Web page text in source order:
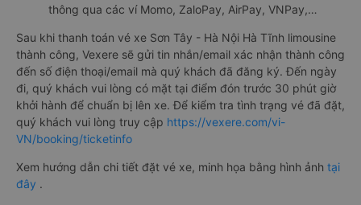
thông qua các ví Momo, ZaloPay, AirPay, VNPay,…
Sau khi thanh toán vé xe Sơn Tây - Hà Nội Hà Tĩnh limousine
thành công, Vexere sẽ gửi tin nhắn/email xác nhận thành công
đến số điện thoại/email mà quý khách đã đăng ký. Đến ngày
đi, quý khách vui lòng có mặt tại điểm đón trước 30 phút giờ
khởi hành để chuẩn bị lên xe. Để kiểm tra tình trạng vé đã đặt,
quý khách vui lòng truy cập https://vexere.com/vi-
VN/booking/ticketinfo
Xem hướng dẫn chi tiết đặt vé xe, minh họa bằng hình ảnh tại
đây .